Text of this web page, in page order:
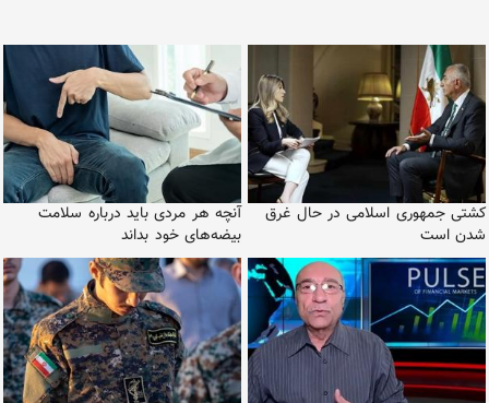
آنچه هر مردی باید درباره سلامت
بیضه‌های خود بداند
کشتی جمهوری اسلامی در حال غرق
شدن است